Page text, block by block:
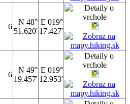
6
N 48°
51.620'
E 019°
17.427'
6
N 49°
19.457'
E 019°
12.953'